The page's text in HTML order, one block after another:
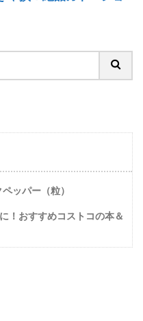
ッパー（粒）
！おすすめコストコの本＆